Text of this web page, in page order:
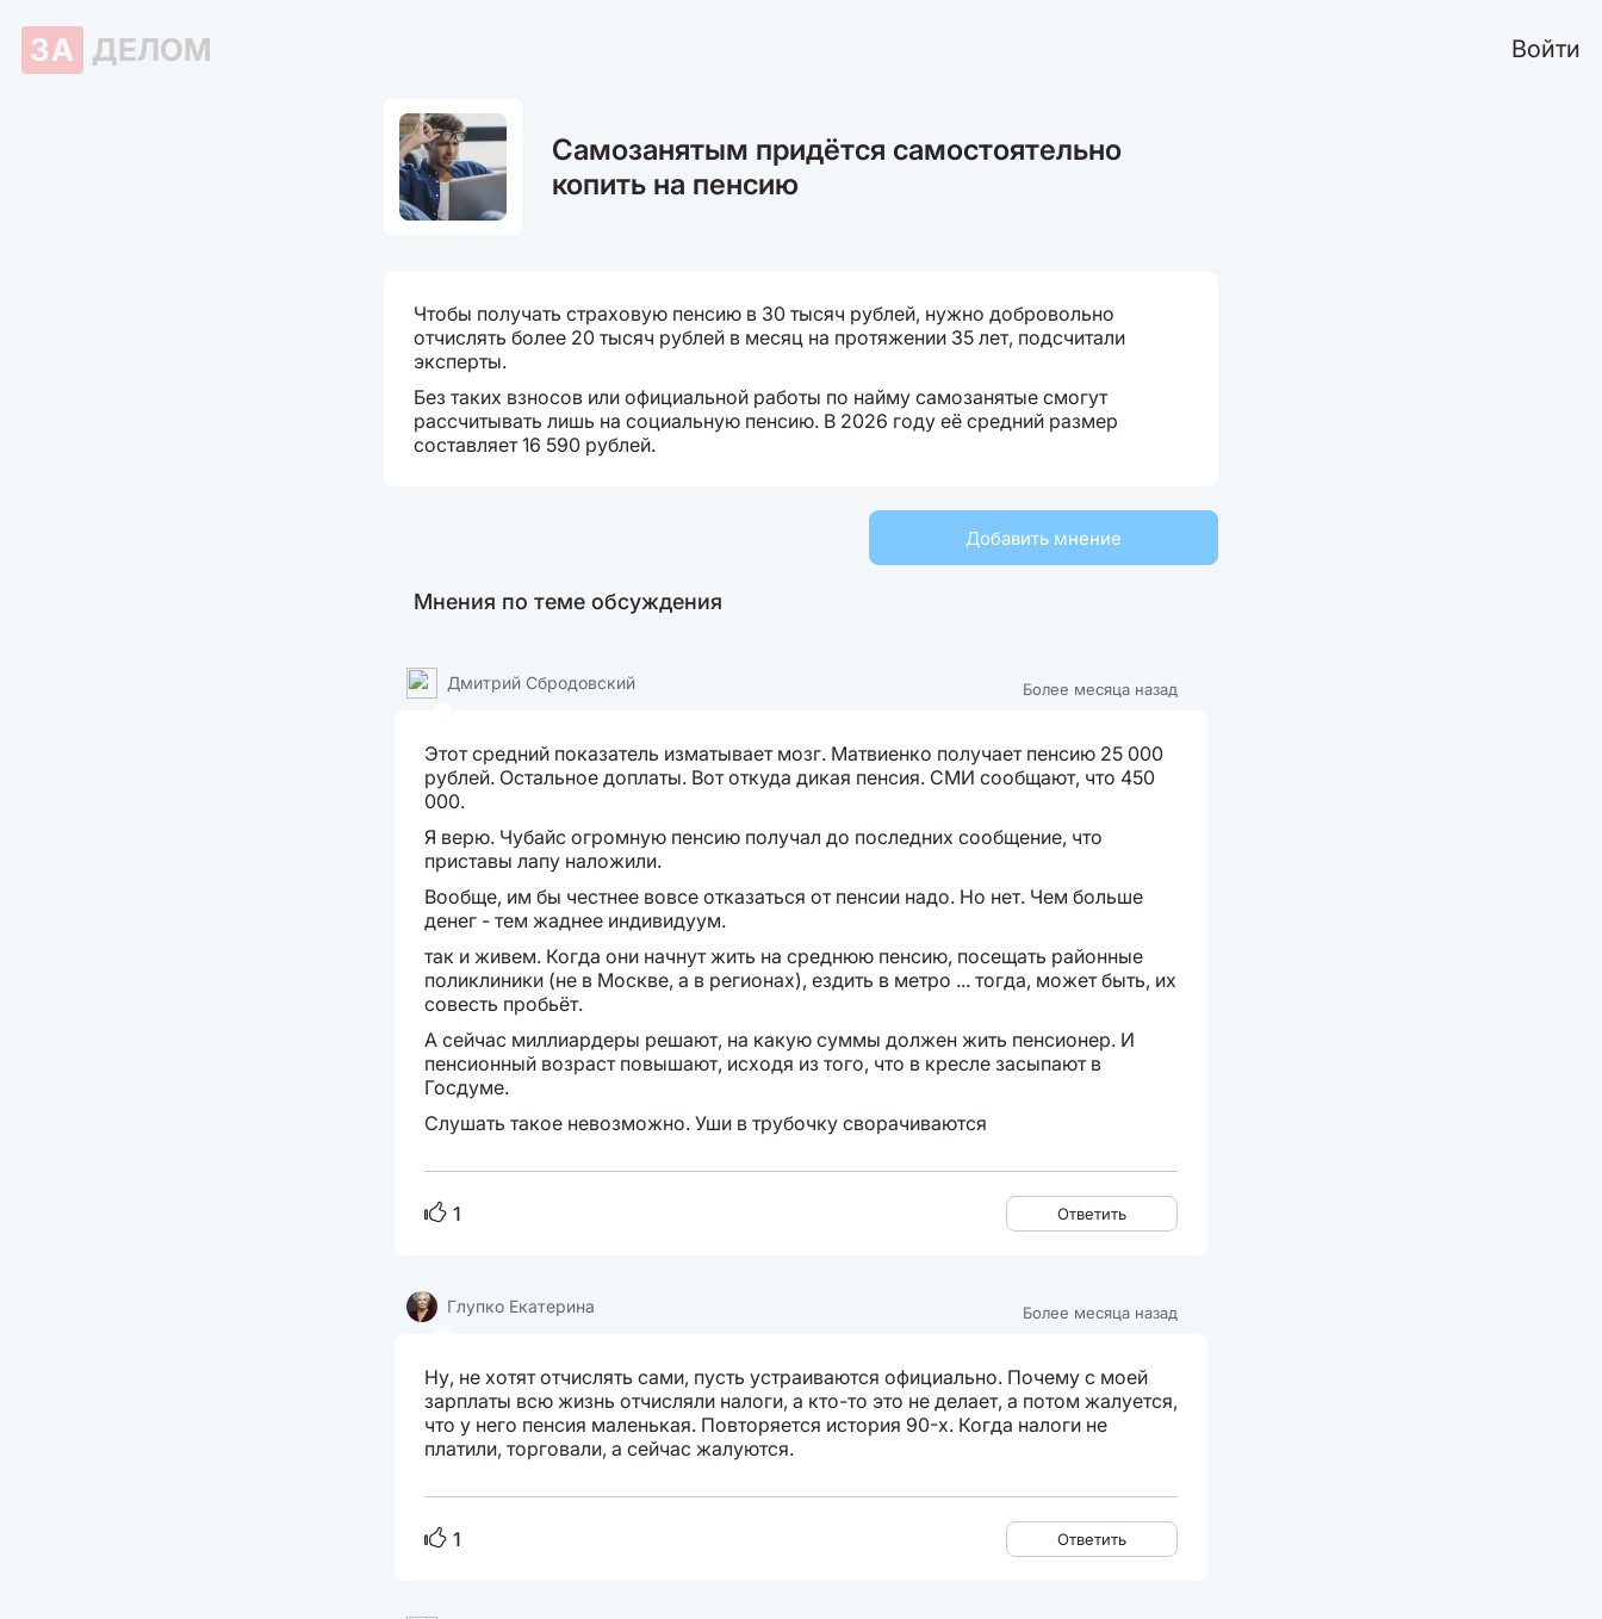
ЗА ДЕЛОМ Войти
Самозанятым придётся самостоятельно
копить на пенсию
Чтобы получать страховую пенсию в 30 тысяч рублей, нужно добровольно
отчислять более 20 тысяч рублей в месяц на протяжении 35 лет, подсчитали
эксперты.
Без таких взносов или официальной работы по найму самозанятые смогут
рассчитывать лишь на социальную пенсию. В 2026 году её средний размер
составляет 16 590 рублей.
Добавить мнение
Мнения по теме обсуждения
Более месяца назад
Дмитрий Сбродовский
Этот средний показатель изматывает мозг. Матвиенко получает пенсию 25 000
рублей. Остальное доплаты. Вот откуда дикая пенсия. СМИ сообщают, что 450
000.
Я верю. Чубайс огромную пенсию получал до последних сообщение, что
приставы лапу наложили.
Вообще, им бы честнее вовсе отказаться от пенсии надо. Но нет. Чем больше
денег - тем жаднее индивидуум.
так и живем. Когда они начнут жить на среднюю пенсию, посещать районные
поликлиники (не в Москве, а в регионах), ездить в метро ... тогда, может быть, их
совесть пробьёт.
А сейчас миллиардеры решают, на какую суммы должен жить пенсионер. И
пенсионный возраст повышают, исходя из того, что в кресле засыпают в
Госдуме.
Слушать такое невозможно. Уши в трубочку сворачиваются
1 Ответить
Более месяца назад
Глупко Екатерина
Ну, не хотят отчислять сами, пусть устраиваются официально. Почему с моей
зарплаты всю жизнь отчисляли налоги, а кто-то это не делает, а потом жалуется,
что у него пенсия маленькая. Повторяется история 90-х. Когда налоги не
платили, торговали, а сейчас жалуются.
1 Ответить